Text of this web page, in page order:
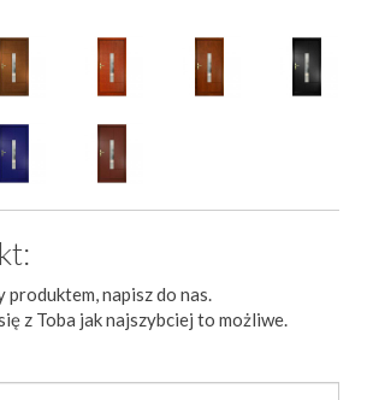
napisz do nas.
z Toba jak najszybciej to możliwe.